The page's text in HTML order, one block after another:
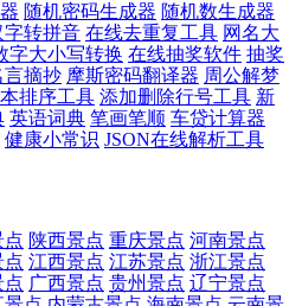
随机密码生成器 随机数生成器
字转拼音 在线去重复工具 网名大
字大小写转换 在线抽奖软件 抽奖
言摘抄 摩斯密码翻译器 周公解梦
排序工具 添加删除行号工具 新
英语词典 笔画笔顺 车贷计算器
健康小常识 JSON在线解析工具
点 陕西景点 重庆景点 河南景点
点 江西景点 江苏景点 浙江景点
点 广西景点 贵州景点 辽宁景点